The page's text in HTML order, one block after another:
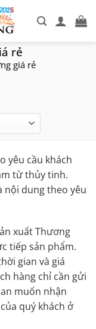
rẻ
giá rẻ
yêu cầu khách
từ thủy tinh.
nội dung theo yêu
xuất Thương
tiếp sản phẩm.
gian và giá
hàng chỉ cần gửi
muốn nhận
quý khách ở